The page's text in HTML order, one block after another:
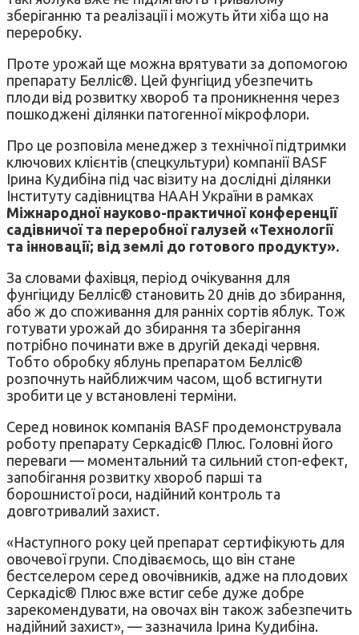
зберіганню та реалізації і можуть йти хіба що на
переробку.
Проте урожай ще можна врятувати за допомогою
препарату Белліс®. Цей фунгіцид убезпечить
плоди від розвитку хвороб та проникнення через
пошкоджені ділянки патогенної мікрофлори.
Про це розповіла менеджер з технічної підтримки
ключових клієнтів (спецкультури) компанії BASF
Ірина Кудибіна під час візиту на дослідні ділянки
Інституту садівництва НААН України в рамках
Міжнародної науково-практичної конференції
садівничої та переробної галузей «Технології
та інновації; від землі до готового продукту».
За словами фахівця, період очікування для
фунгіциду Белліс® становить 20 днів до збирання,
або ж до споживання для ранніх сортів яблук. Тож
готувати урожай до збирання та зберігання
потрібно починати вже в другій декаді червня.
Тобто обробку яблунь препаратом Белліс®
розпочнуть найближчим часом, щоб встигнути
зробити це у встановлені терміни.
Серед новинок компанія BASF продемонструвала
роботу препарату Серкадіс® Плюс. Головні його
переваги — моментальний та сильний стоп-ефект,
запобігання розвитку хвороб парші та
борошнистої роси, надійний контроль та
довготривалий захист.
«Наступного року цей препарат сертифікують для
овочевої групи. Сподіваємось, що він стане
бестселером серед овочівників, адже на плодових
Серкадіс® Плюс вже встиг себе дуже добре
зарекомендувати, на овочах він також забезпечить
надійний захист», — зазначила Ірина Кудибіна.